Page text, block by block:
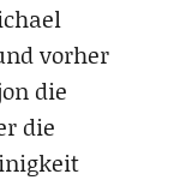
vorher
die
die